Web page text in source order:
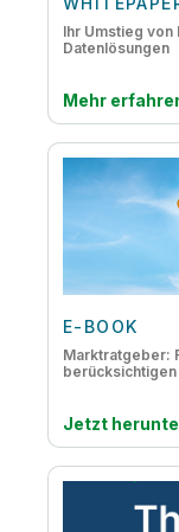
Ihr Umstieg von
Datenlösungen
Mehr
E-BOOK
Marktratgeber:
Jetzt